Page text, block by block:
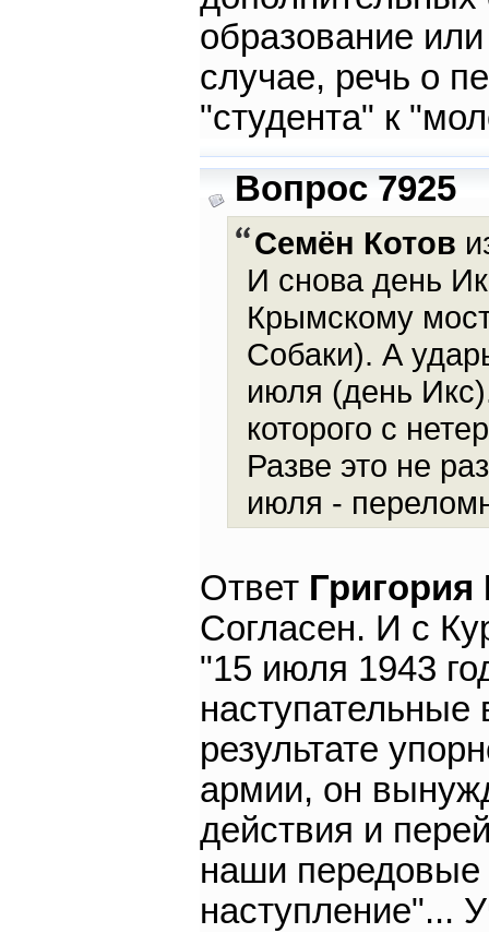
образование
случае, речь о
"студента" к
Вопрос 7925
Семён Котов
И снова день
Крымскому
Собаки). А
июля (день
которого с
Разве это не
июля -
Ответ
Согласен. И с
"15 июля 1943
результате
армии, он
действия и
наши
наступление"...